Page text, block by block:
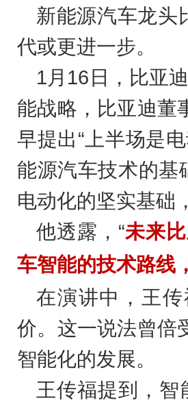
新能源汽车龙头
代或更进一步。
1月16日，比亚
能战略，比亚迪董
早提出“上半场是
能源汽车技术的基
电动化的坚实基础
他透露，“未来
车智能的技术路线
在演讲中，王
价。这一说法曾倍
智能化的发展。
王传福提到，智